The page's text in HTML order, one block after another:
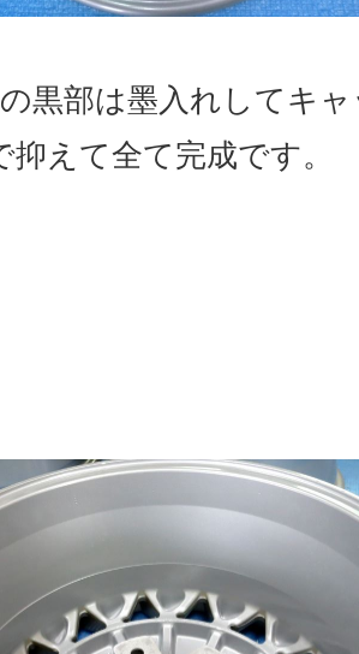
黒部は墨入れしてキ
抑えて全て完成です。